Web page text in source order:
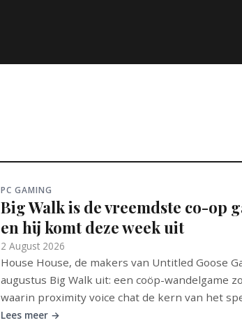
PC GAMING
Big Walk is de vreemdste co-op
en hij komt deze week uit
2 August 2026
House House, de makers van Untitled Goose
augustus Big Walk uit: een coöp-wandelgame
waarin proximity voice chat de kern van het
Lees meer →